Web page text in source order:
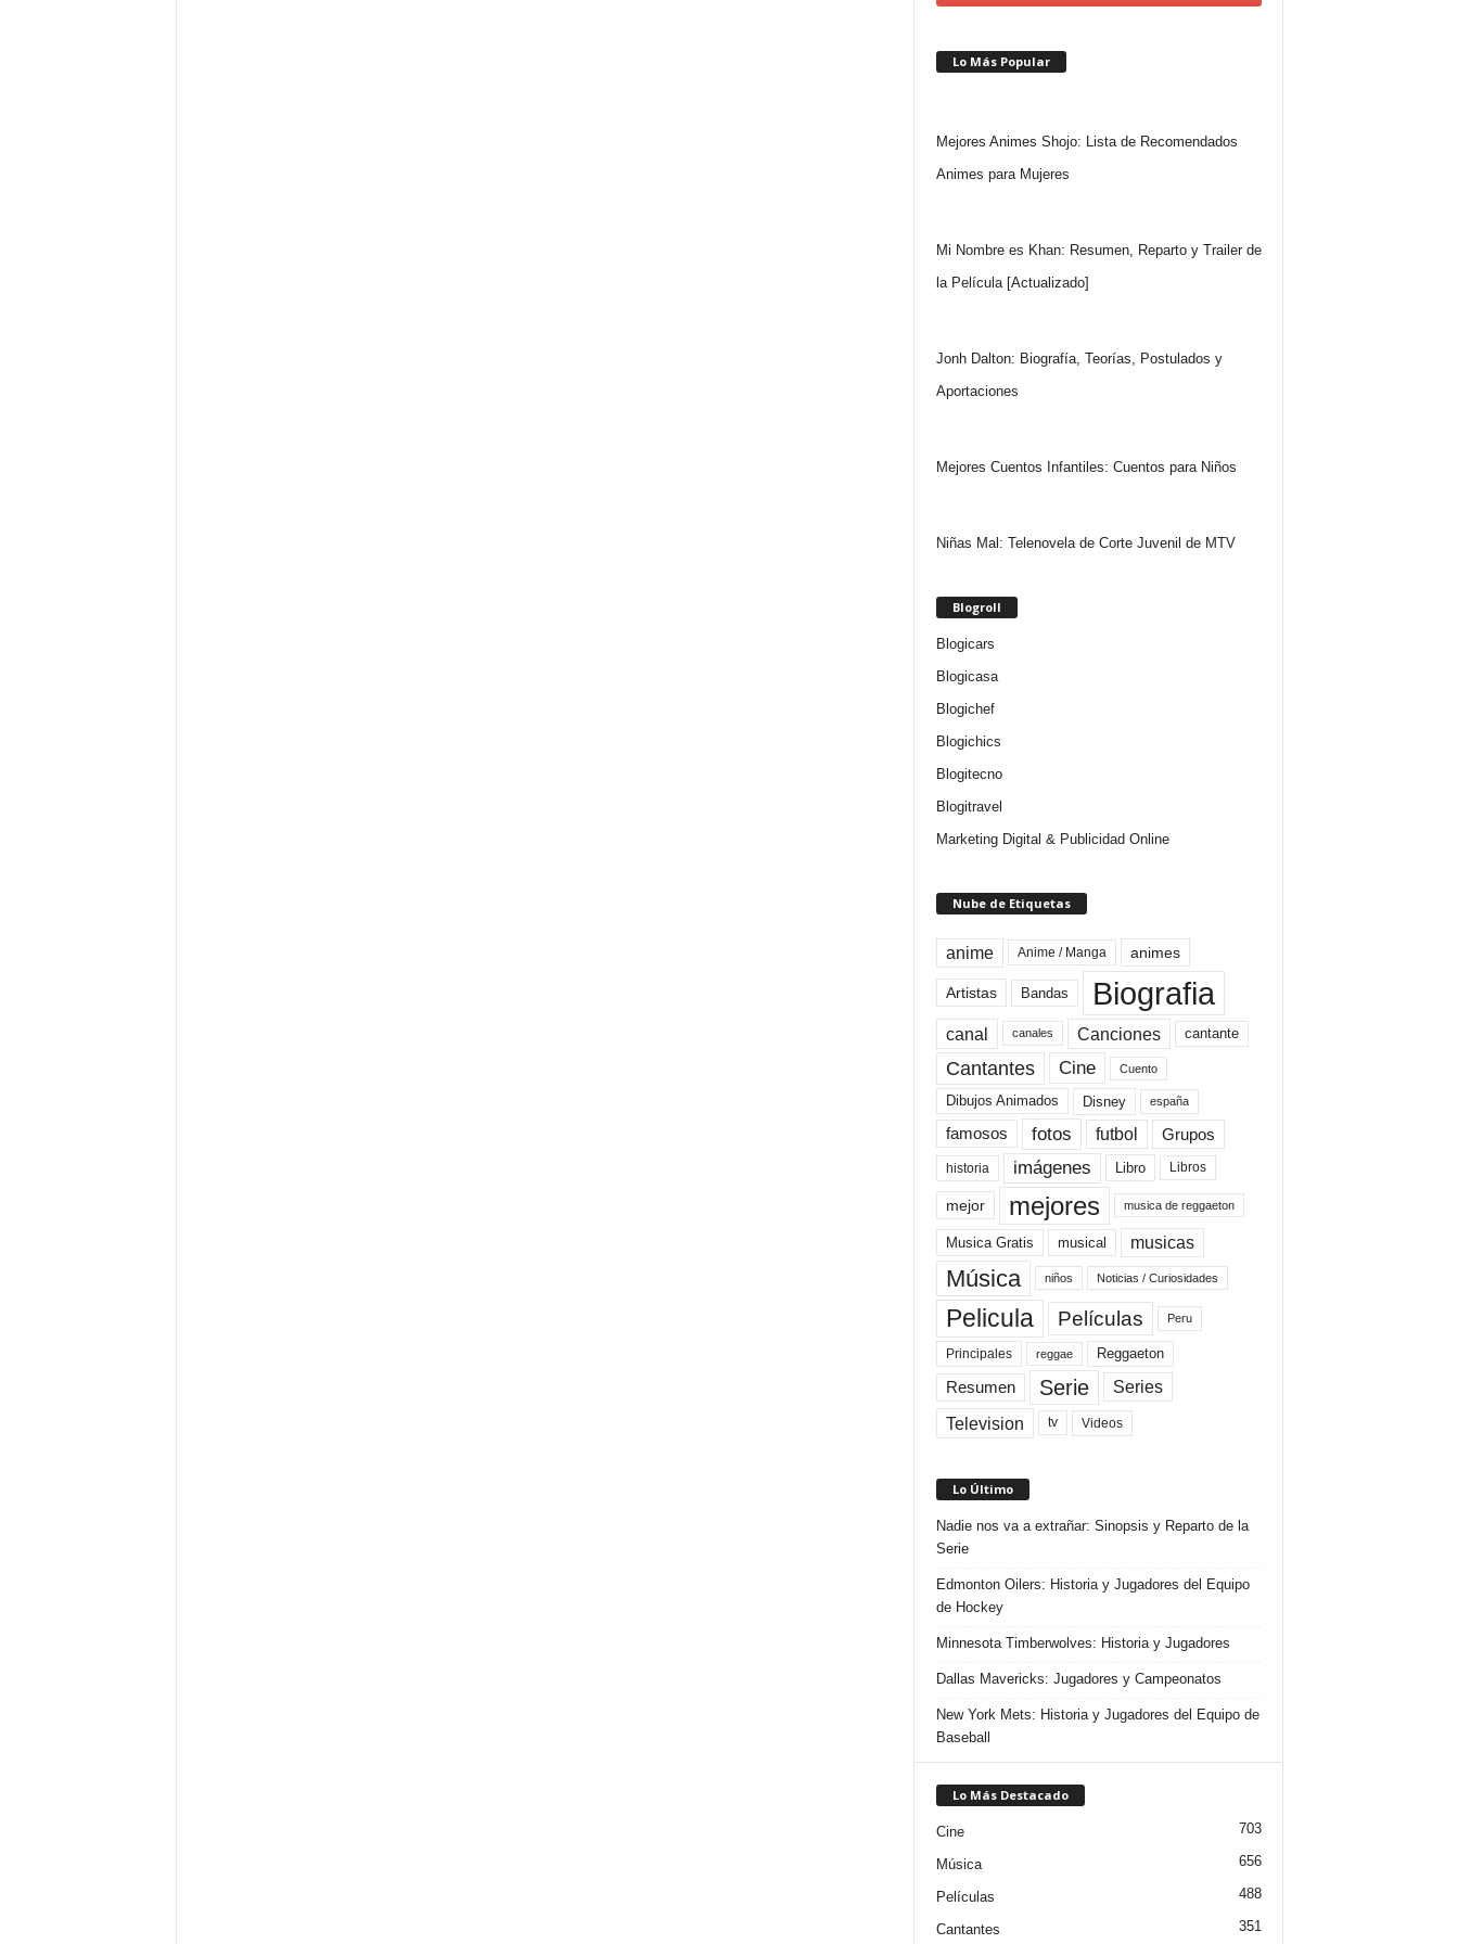
Lo Más Popular
Mejores Animes Shojo: Lista de Recomendados
Animes para Mujeres
Mi Nombre es Khan: Resumen, Reparto y Trailer de
la Película [Actualizado]
Jonh Dalton: Biografía, Teorías, Postulados y
Aportaciones
Mejores Cuentos Infantiles: Cuentos para Niños
Niñas Mal: Telenovela de Corte Juvenil de MTV
Blogroll
Blogicars
Blogicasa
Blogichef
Blogichics
Blogitecno
Blogitravel
Marketing Digital & Publicidad Online
Nube de Etiquetas
anime Anime / Manga animes
Artistas Bandas Biografia
canal canales Canciones cantante
Cantantes Cine Cuento
Dibujos Animados Disney españa
famosos fotos futbol Grupos
historia imágenes Libro Libros
mejor mejores musica de reggaeton
Musica Gratis musical musicas
Música niños Noticias / Curiosidades
Pelicula Películas Peru
Principales reggae Reggaeton
Resumen Serie Series
Television tv Videos
Lo Último
Nadie nos va a extrañar: Sinopsis y Reparto de la
Serie
Edmonton Oilers: Historia y Jugadores del Equipo
de Hockey
Minnesota Timberwolves: Historia y Jugadores
Dallas Mavericks: Jugadores y Campeonatos
New York Mets: Historia y Jugadores del Equipo de
Baseball
Lo Más Destacado
Cine 703
Música 656
Películas 488
Cantantes 351